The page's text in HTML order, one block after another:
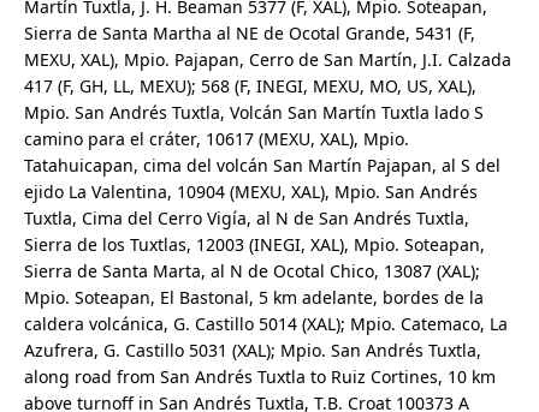
Martín Tuxtla, J. H. Beaman 5377 (F, XAL), Mpio. Soteapan,
Sierra de Santa Martha al NE de Ocotal Grande, 5431 (F,
MEXU, XAL), Mpio. Pajapan, Cerro de San Martín, J.I. Calzada
417 (F, GH, LL, MEXU); 568 (F, INEGI, MEXU, MO, US, XAL),
Mpio. San Andrés Tuxtla, Volcán San Martín Tuxtla lado S
camino para el cráter, 10617 (MEXU, XAL), Mpio.
Tatahuicapan, cima del volcán San Martín Pajapan, al S del
ejido La Valentina, 10904 (MEXU, XAL), Mpio. San Andrés
Tuxtla, Cima del Cerro Vigía, al N de San Andrés Tuxtla,
Sierra de los Tuxtlas, 12003 (INEGI, XAL), Mpio. Soteapan,
Sierra de Santa Marta, al N de Ocotal Chico, 13087 (XAL);
Mpio. Soteapan, El Bastonal, 5 km adelante, bordes de la
caldera volcánica, G. Castillo 5014 (XAL); Mpio. Catemaco, La
Azufrera, G. Castillo 5031 (XAL); Mpio. San Andrés Tuxtla,
along road from San Andrés Tuxtla to Ruiz Cortines, 10 km
above turnoff in San Andrés Tuxtla, T.B. Croat 100373 A
Anacampserotaceae
Anacardiaceae
Annonaceae
Apiaceae
Apocynaceae
Apodanthaceae
Aquifoliaceae
Araceae
Araliaceae
Arecaceae
Aristolochiaceae
Asparagaceae
Asphodelaceae
Asteraceae
Balanophoraceae